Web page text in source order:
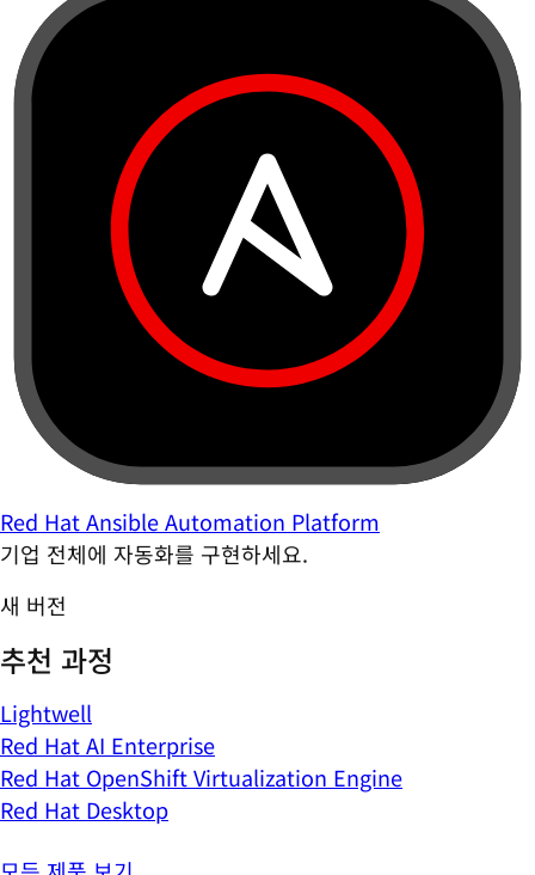
Red Hat Ansible Automation Platform
기업 전체에 자동화를 구현하세요.
새 버전
추천 과정
Lightwell
Red Hat AI Enterprise
Red Hat OpenShift Virtualization Engine
Red Hat Desktop